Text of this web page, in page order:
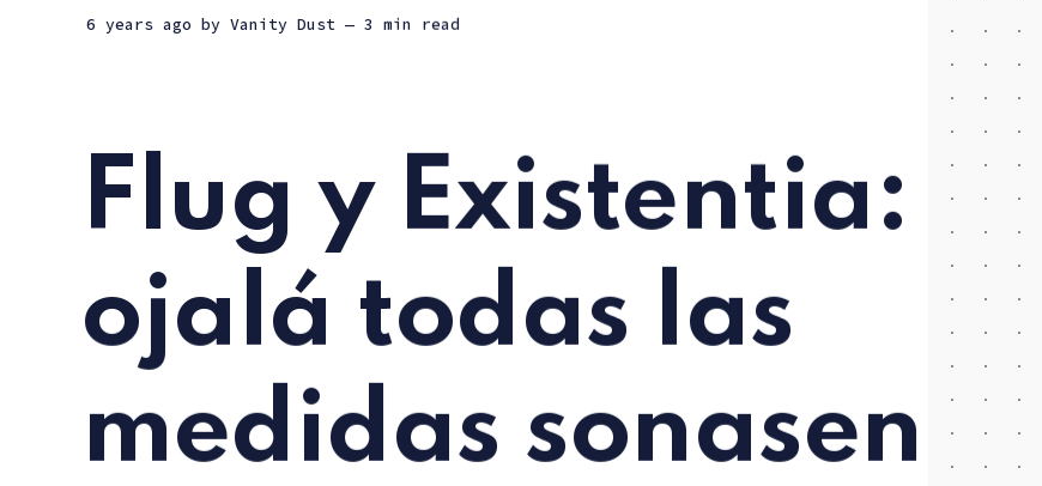
6 years ago by Vanity Dust — 3 min read
Flug y Existentia:
ojalá todas las
medidas sonasen